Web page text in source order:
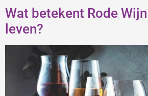
Wat betekent Rode
leven?